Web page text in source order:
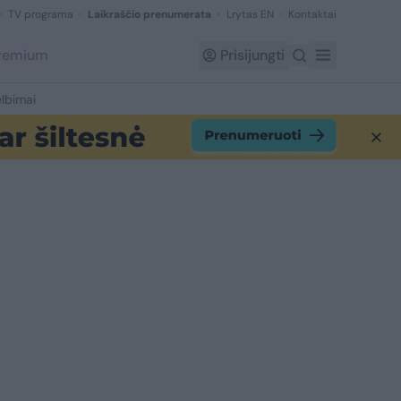
TV programa Laikraščio prenumerata Lrytas EN Kontaktai
Prisijungti